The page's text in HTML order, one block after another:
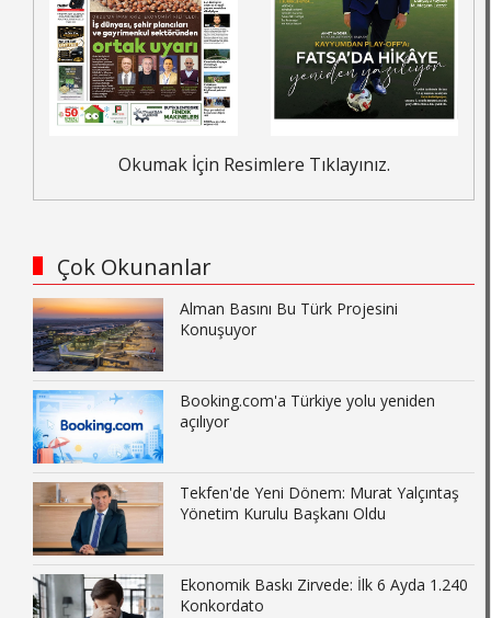
Okumak İçin Resimlere Tıklayınız.
Çok Okunanlar
Alman Basını Bu Türk Projesini
Konuşuyor
Booking.com'a Türkiye yolu yeniden
açılıyor
Tekfen'de Yeni Dönem: Murat Yalçıntaş
Yönetim Kurulu Başkanı Oldu
Ekonomik Baskı Zirvede: İlk 6 Ayda 1.240
Konkordato